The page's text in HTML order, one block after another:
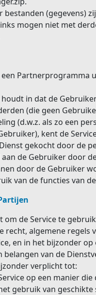
bestanden (gegevens)
mogen niet met
Partnerprogramma
in dat de
(die geen
(d.w.z. als zo een
kent de
gekocht door de
de Gebruiker door
door de Gebruiker
van de functies van
om de Service te
recht, algemene
en in het bijzonder
belangen van de
verplicht tot:
op een manier
gebruik van